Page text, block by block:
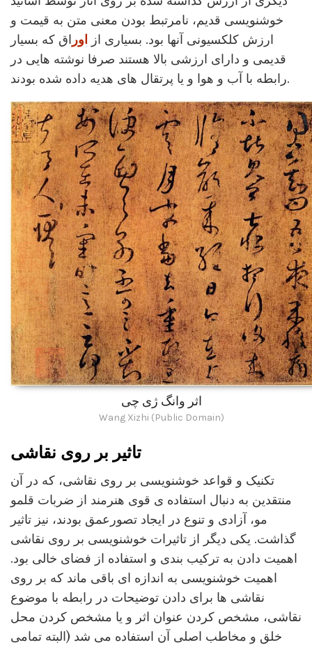
خوشنویسی قدیم، نامرتبط بودن معنی متن به قیمت و
ارزش کلکسیونی آنها بود. بسیاری از
اور اق که بسیار
قدیمی و دارای ارزشی بالا هستند صرفا نوشته هایی در
رابطه با آب و هوا و یا پرتقال های هدیه داده شده بودند.
اثر وانگ ژی چی
Wang Xizhi (Public Domain)
تاثیر بر روی نقاشی
تکنیک و قواعد خوشنویسی بر روی نقاشی، که در آن
منتقدین به دنبال استفاده ی قوی هنرمند از ضربات قلمو
مو، آزادی و تنوع در ایجاد تصورعمق بودند، نیز تاثیر
گذاشت. یکی دیگر از تاثیرات خوشنویسی بر روی نقاشی
اهمیت دادن به ترکیب بندی و استفاده از فضای خالی بود.
اهمیت خوشنویسی به اندازه ای باقی ماند که بر روی
نقاشی ها برای دادن توضیحات در رابطه با موضوع
نقاشی، مشخص کردن عنوان اثر و یا مشخص کردن محل
خلق و مخاطب اصلی آن استفاده می شد (البته تمامی